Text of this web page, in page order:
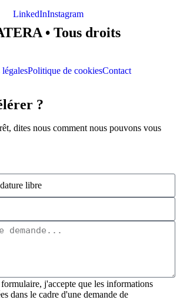
LinkedInInstagram
• Tous droits
Politique de cookiesContact
?
dites nous comment nous pouvons vous
j'accepte que les informations
dans le cadre d'une demande de